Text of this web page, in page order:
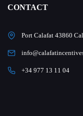
CONTACT
Port Calafat 43860
+34 977 13 11 04